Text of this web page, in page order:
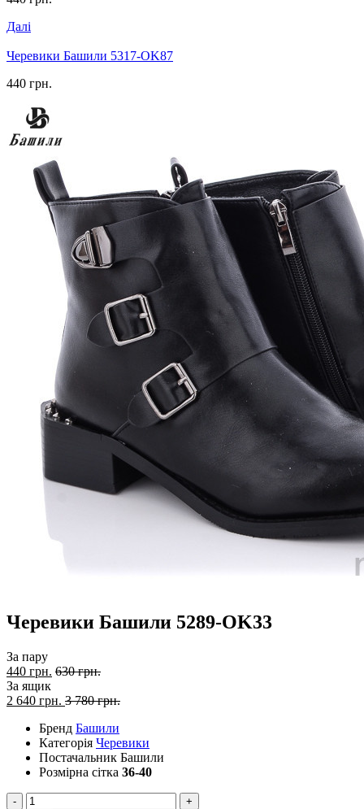
Далі
Черевики Башили 5317-OK87
440 грн.
Черевики Башили 5289-OK33
За пару
440 грн. 630 грн.
За ящик
2 640 грн. 3 780 грн.
Бренд Башили
Категорія Черевики
Постачальник Башили
Розмірна сітка 36-40
-
+